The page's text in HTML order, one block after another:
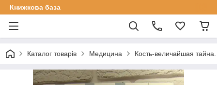
Книжкова база
Каталог товарів Медицина Кость-величайшая